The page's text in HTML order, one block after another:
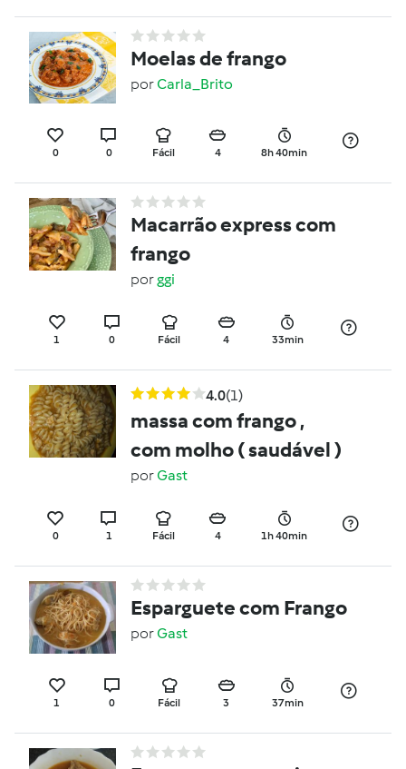
Moelas de frango
porCarla_Brito
0 0 Fácil 4 8h 40min
Macarrão express com
frango
porggi
1 0 Fácil 4 33min
4.0(1)
massa com frango ,
com molho ( saudável )
porGast
0 1 Fácil 4 1h 40min
Esparguete com Frango
porGast
1 0 Fácil 3 37min